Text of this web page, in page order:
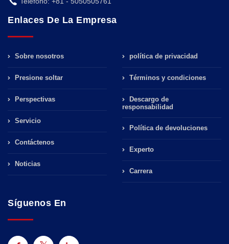
Enlaces De La Empresa
Sobre nosotros
Presione soltar
Perspectivas
Servicio
Contáctenos
Noticias
política de privacidad
Términos y condiciones
Descargo de
responsabilidad
Política de devoluciones
Experto
Carrera
Síguenos En